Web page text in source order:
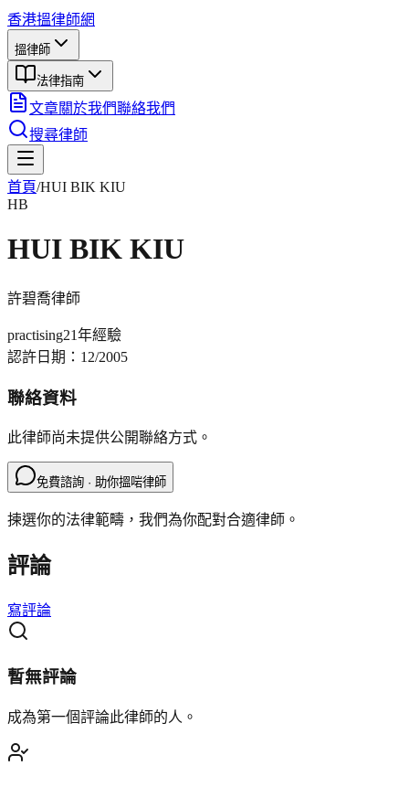
香港搵律師網
搵律師
法律指南
文章關於我們聯絡我們
搜尋律師
首頁/HUI BIK KIU
HB
HUI BIK KIU
許碧喬律師
practising21年經驗
認許日期： 12/2005
聯絡資料
此律師尚未提供公開聯絡方式。
免費諮詢 · 助你搵啱律師
揀選你的法律範疇，我們為你配對合適律師。
評論
寫評論
暫無評論
成為第一個評論此律師的人。